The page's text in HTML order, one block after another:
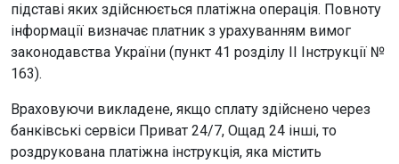
підставі яких здійснюється платіжна операція. Повноту
інформації визначає платник з урахуванням вимог
законодавства України (пункт 41 розділу ІІ Інструкції №
163).
Враховуючи викладене, якщо сплату здійснено через
банківські сервіси Приват 24/7, Ощад 24 інші, то
роздрукована платіжна інструкція, яка містить